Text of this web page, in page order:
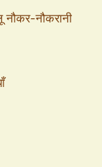
नौकरानी